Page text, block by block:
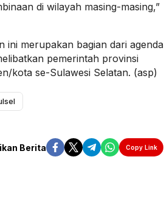
di wilayah masing-masing,”
ini merupakan bagian dari agenda
pemerintah provinsi
kota se-Sulawesi Selatan. (asp)
Berita Copy Link